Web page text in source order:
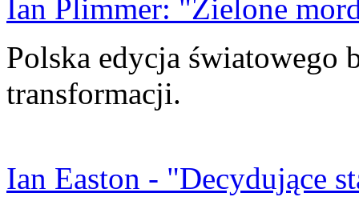
Ian Plimmer: "Zielone
Polska edycja światowego
transformacji.
Ian Easton - "Decydujące